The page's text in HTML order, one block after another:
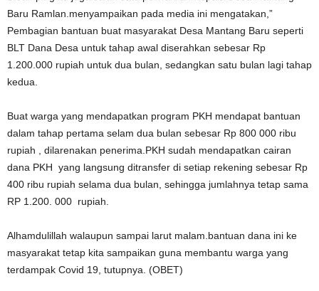
Baru Ramlan.menyampaikan pada media ini mengatakan,”
Pembagian bantuan buat masyarakat Desa Mantang Baru seperti
BLT Dana Desa untuk tahap awal diserahkan sebesar Rp
1.200.000 rupiah untuk dua bulan, sedangkan satu bulan lagi tahap
kedua.
Buat warga yang mendapatkan program PKH mendapat bantuan
dalam tahap pertama selam dua bulan sebesar Rp 800 000 ribu
rupiah , dilarenakan penerima.PKH sudah mendapatkan cairan
dana PKH yang langsung ditransfer di setiap rekening sebesar Rp
400 ribu rupiah selama dua bulan, sehingga jumlahnya tetap sama
RP 1.200. 000 rupiah.
Alhamdulillah walaupun sampai larut malam.bantuan dana ini ke
masyarakat tetap kita sampaikan guna membantu warga yang
terdampak Covid 19, tutupnya. (OBET)